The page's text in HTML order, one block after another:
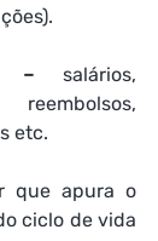
– salários,
etc.
que apura o
ciclo de vida